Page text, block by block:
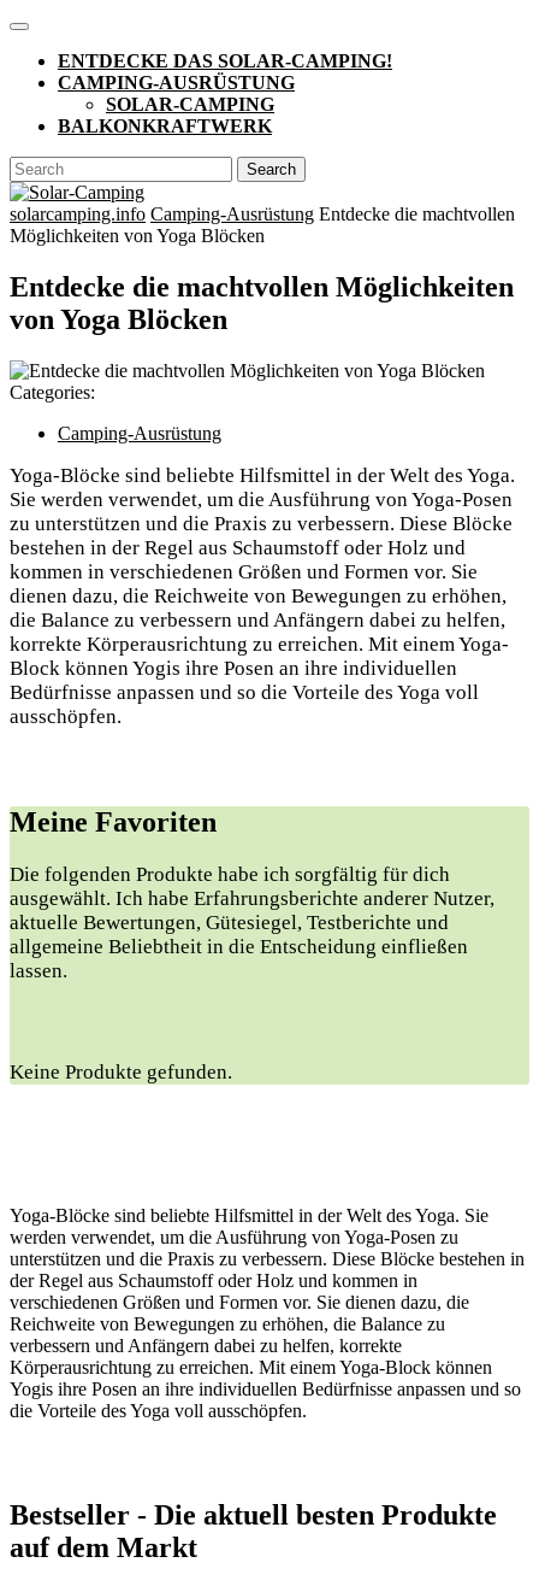
Skip
content
Open
ButtonENTDECKE DAS SOLAR-CAMPING!
CAMPING-AUSRÜSTUNG
SOLAR-CAMPING
BALKONKRAFTWERK
CLOSE
BUTTON
Search
for:
solarcamping.info Camping-Ausrüstung Entdecke die machtvollen
Möglichkeiten von Yoga Blöcken
Entdecke die machtvollen Möglichkeiten
von Yoga Blöcken
Categories:
Camping-Ausrüstung
Yoga-Blöcke sind beliebte Hilfsmittel in der Welt des Yoga.
Sie werden verwendet, um die Ausführung von Yoga-Posen
zu unterstützen und die Praxis zu verbessern. Diese Blöcke
bestehen in der Regel aus Schaumstoff oder Holz und
kommen in verschiedenen Größen und Formen vor. Sie
dienen dazu, die Reichweite von Bewegungen zu erhöhen,
die Balance zu verbessern und Anfängern dabei zu helfen,
korrekte Körperausrichtung zu erreichen. Mit einem Yoga-
Block können Yogis ihre Posen an ihre individuellen
Bedürfnisse anpassen und so die Vorteile des Yoga voll
ausschöpfen.
Meine Favoriten
Die folgenden Produkte⁢ habe ich sorgfältig für dich
ausgewählt. Ich habe Erfahrungsberichte anderer Nutzer,
aktuelle Bewertungen, Gütesiegel, Testberichte und
allgemeine Beliebtheit in⁢ die ⁤Entscheidung einfließen
lassen.
Keine Produkte gefunden.
Yoga-Blöcke sind beliebte Hilfsmittel in der Welt des Yoga. Sie
werden verwendet, um die Ausführung von Yoga-Posen zu
unterstützen und die Praxis zu verbessern. Diese Blöcke bestehen in
der Regel aus Schaumstoff oder Holz und kommen in
verschiedenen Größen und Formen vor. Sie dienen dazu, die
Reichweite von Bewegungen zu erhöhen, die Balance zu
verbessern und Anfängern dabei zu helfen, korrekte
Körperausrichtung zu erreichen. Mit einem Yoga-Block können
Yogis ihre Posen an ihre individuellen Bedürfnisse anpassen und so
die Vorteile des Yoga voll ausschöpfen.
Bestseller -⁢ Die aktuell besten Produkte⁤
auf​ dem Markt